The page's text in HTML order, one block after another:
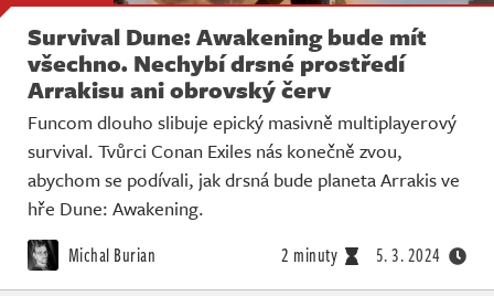
Survival Dune: Awakening bude mít
všechno. Nechybí drsné prostředí
Arrakisu ani obrovský červ
Funcom dlouho slibuje epický masivně multiplayerový
survival. Tvůrci Conan Exiles nás konečně zvou,
abychom se podívali, jak drsná bude planeta Arrakis ve
hře Dune: Awakening.
Michal Burian 2 minuty 5. 3. 2024